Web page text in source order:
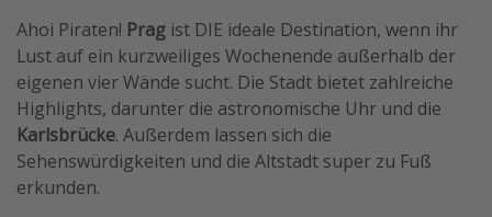
Reise Journal
Familienurlaub in der Türkei
Rundreisen in Thailand
Bahnreisen in der Schweiz
Reisepassfreie Reiseziele
Ahoi Piraten! Prag ist DIE ideale Destination, wenn ihr
Lust auf ein kurzweiliges Wochenende außerhalb der
eigenen vier Wände sucht. Die Stadt bietet zahlreiche
Highlights, darunter die astronomische Uhr und die
Karlsbrücke. Außerdem lassen sich die
Sehenswürdigkeiten und die Altstadt super zu Fuß
erkunden.